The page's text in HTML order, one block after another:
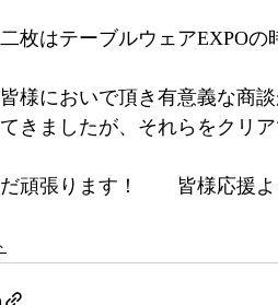
枚はテーブルウェアEXPOの
様においで頂き有意義な商
きましたが、それらをクリ
頑張ります！　　皆様応援